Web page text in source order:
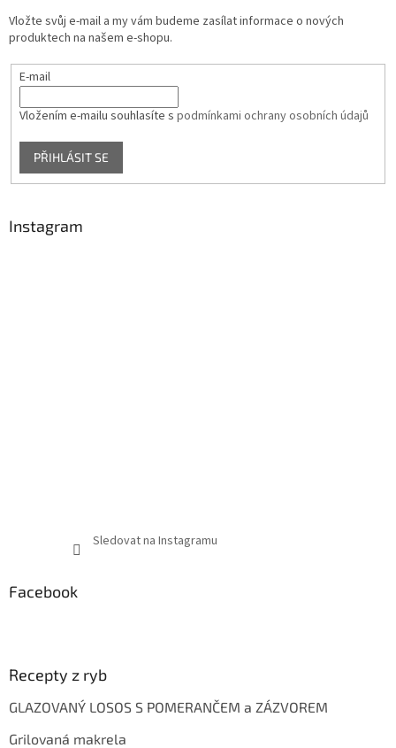
Vložte svůj e-mail a my vám budeme zasílat informace o nových
produktech na našem e-shopu.
E-mail
Vložením e-mailu souhlasíte s podmínkami ochrany osobních údajů
PŘIHLÁSIT SE
Instagram
Sledovat na Instagramu
Facebook
Recepty z ryb
GLAZOVANÝ LOSOS S POMERANČEM a ZÁZVOREM
Grilovaná makrela